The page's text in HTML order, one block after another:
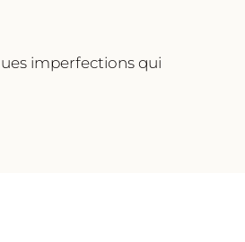
imperfections qui